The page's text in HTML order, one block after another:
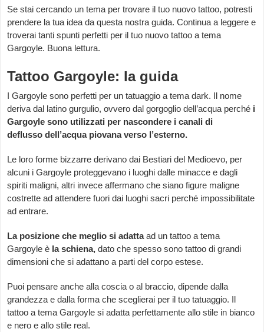
Se stai cercando un tema per trovare il tuo nuovo tattoo, potresti
prendere la tua idea da questa nostra guida. Continua a leggere e
troverai tanti spunti perfetti per il tuo nuovo tattoo a tema
Gargoyle. Buona lettura.
Tattoo Gargoyle: la guida
I Gargoyle sono perfetti per un tatuaggio a tema dark. Il nome
deriva dal latino gurgulio, ovvero dal gorgoglio dell’acqua perché i
Gargoyle sono utilizzati per nascondere i canali di
deflusso dell’acqua piovana verso l’esterno.
Le loro forme bizzarre derivano dai Bestiari del Medioevo, per
alcuni i Gargoyle proteggevano i luoghi dalle minacce e dagli
spiriti maligni, altri invece affermano che siano figure maligne
costrette ad attendere fuori dai luoghi sacri perché impossibilitate
ad entrare.
La posizione che meglio si adattaad un tattoo a tema
Gargoyle è la schiena, dato che spesso sono tattoo di grandi
dimensioni che si adattano a parti del corpo estese.
Puoi pensare anche alla coscia o al braccio, dipende dalla
grandezza e dalla forma che sceglierai per il tuo tatuaggio. Il
tattoo a tema Gargoyle si adatta perfettamente allo stile in bianco
e nero e allo stile real.